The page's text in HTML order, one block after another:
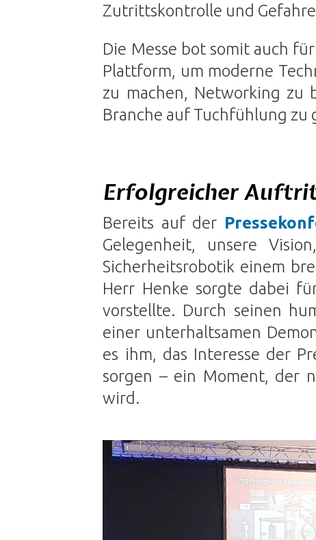
Zutrittskontrolle und
Die Messe bot somit auch
Plattform, um moderne
zu machen, Networking zu
Branche auf Tuchfühlung zu
Erfolgreicher
Bereits auf der
Gelegenheit, unsere
Sicherheitsrobotik einem
Herr Henke sorgte dabei
vorstellte. Durch seinen
einer unterhaltsamen
es ihm, das Interesse der
sorgen – ein Moment, der
wird.